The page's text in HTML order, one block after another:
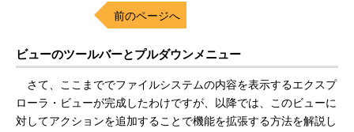
前のページへ
ビューのツールバーとプルダウンメニュー
さて、ここまででファイルシステムの内容を表示するエクスプ
ローラ・ビューが完成したわけですが、以降では、このビューに
対してアクションを追加することで機能を拡張する方法を解説し